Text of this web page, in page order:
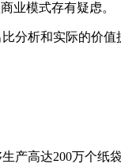
业模式存有疑虑。
分析和实际的价
产高达200万个纸